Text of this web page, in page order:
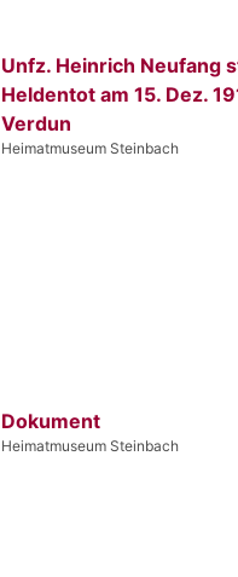
Unfz. Heinrich Neufang
Heldentot am 15. Dez.
Verdun
Heimatmuseum Steinbach
Dokument
Heimatmuseum Steinbach